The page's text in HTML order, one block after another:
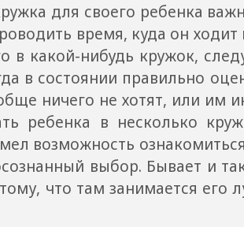
для своего ребенка
время, куда он
в какой-нибудь кружок,
в состоянии правильно
ничего не хотят, или им
ребенка в несколько
возможность
выбор. Бывает и
что там занимается его